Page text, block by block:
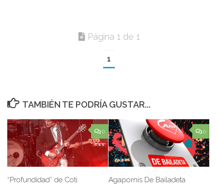
Página 1 de 1
1
TAMBIÉN TE PODRÍA GUSTAR...
0
“Profundidad” de Coti
0
Agapornis De Bailadeta